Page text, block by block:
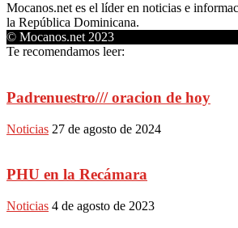
Mocanos.net es el líder en noticias e
la República Dominicana.
© Mocanos.net 2023
Te recomendamos leer:
Padrenuestro/// oracion de hoy
Noticias 27 de agosto de 2024
PHU en la Recámara
Noticias 4 de agosto de 2023